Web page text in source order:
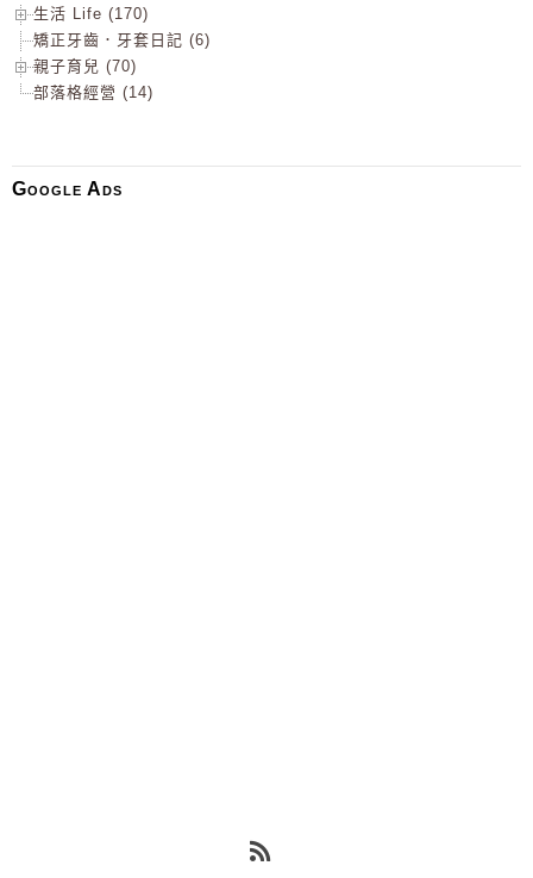
生活 Life (170)
矯正牙齒．牙套日記 (6)
親子育兒 (70)
部落格經營 (14)
Google Ads